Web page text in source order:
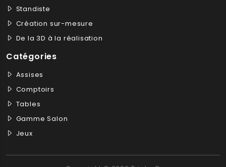
Standiste
Création sur-mesure
De la 3D à la réalisation
Catégories
Assises
Comptoirs
Tables
Gamme Salon
Jeux